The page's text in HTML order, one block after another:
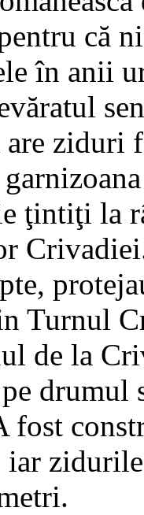
că
în anii
ziduri
ţintiţi la
Turnul
de la
drumul